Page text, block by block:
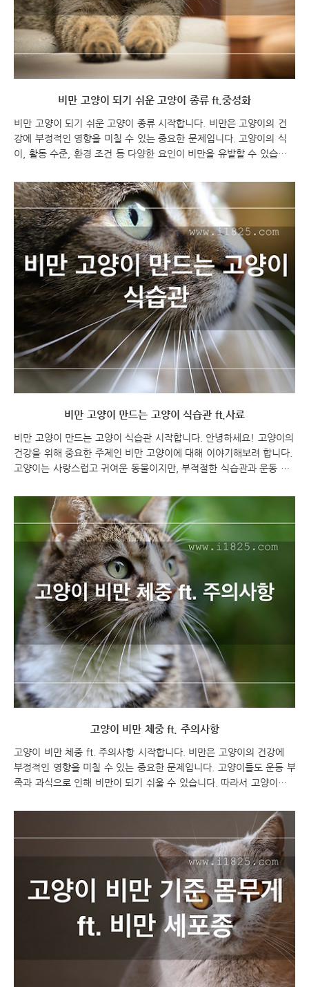
비만 고양이 되기 쉬운 고양이 종류 ft.중성화
비만 고양이 되기 쉬운 고양이 종류 시작합니다. 비만은 고양이의 건
강에 부정적인 영향을 미칠 수 있는 중요한 문제입니다. 고양이의 식
이, 활동 수준, 환경 조건 등 다양한 요인이 비만을 유발할 수 있습니
이번 포스팅에서는 비만이 되기 쉬운 고양이 종에 대해 알아보고, 그
원인과 관리에 대한 내용을 다루어보려고 합니다. 비만 고양이 되기 쉬
운 고양이 종류 비만 고양이 비만 고양이 되기 쉬운 고양이 종은 다양
하게 있습니다. 고양이의 비만은 여러 요인에 의해 발생하며, 유전적인
요소, 식이 관리, 운동량, 생활 환경 등이 영향을 미칠 수 있습니다. 일
반적으로 다음과 같은 고양이 종들이 비만에 더 취약하다고 알려져 있
습니다. 스코티시 폴드 (..
비만 고양이 만드는 고양이 식습관 ft.사료
비만 고양이 만드는 고양이 식습관 시작합니다. 안녕하세요! 고양이의
건강을 위해 중요한 주제인 비만 고양이에 대해 이야기해보려 합니다.
고양이는 사랑스럽고 귀여운 동물이지만, 부적절한 식습관과 운동 부
며 다양한 건강 문제를 유발할 수 있습니다. 이번 포스팅에서는 고양
이의 식습관과 비만을 연결지어 자세히 알아보고, 어떻게 비만 고양이
를 만들 수 있는 식습관이 형성되는지에 대해 다루어보려고 합니다. 함
께 고양이의 건강을 지켜내기 위한 중요한 식습관에 대해 알아보도록
하겠습니다. 비만 고양이 만드는 고양이 식습관 ft.사료 비만 고양이
만드는 잘못된 식습관 비만 고양이의 잘못된 식습관과 행동 패턴 비만
고양이는 다양한 식습관과 행동 패턴에 의해..
고양이 비만 체중 ft. 주의사항
고양이 비만 체중 ft. 주의사항 시작합니다. 비만은 고양이의 건강에
부정적인 영향을 미칠 수 있는 중요한 문제입니다. 고양이들도 운동 부
족과 과식으로 인해 비만이 되기 쉬울 수 있습니다. 따라서 고양이의
이의 체중 관리는 고양이의 건강을 위해서 꼭 필요한 책임 중 하나입
니다. 함께 고양이 비만 체중에 대한 주의사항을 알아보겠습니다. 고양
이 비만 체중 ft. 주의사항 고양이 비만 체중 고양이 비만 - 고양이 종
별 표준 적정 체중 고양이의 표준 적정 체중은 고양이의 종, 성별, 나
이, 활동 수준, 건강 상태 등 다양한 요인에 따라 다를 수 있습니다. 그
러나 대부분의 고양이 종에 대한 일반적인 표준 적정 체중 범위가 있
습니다. 아래는 몇 가..